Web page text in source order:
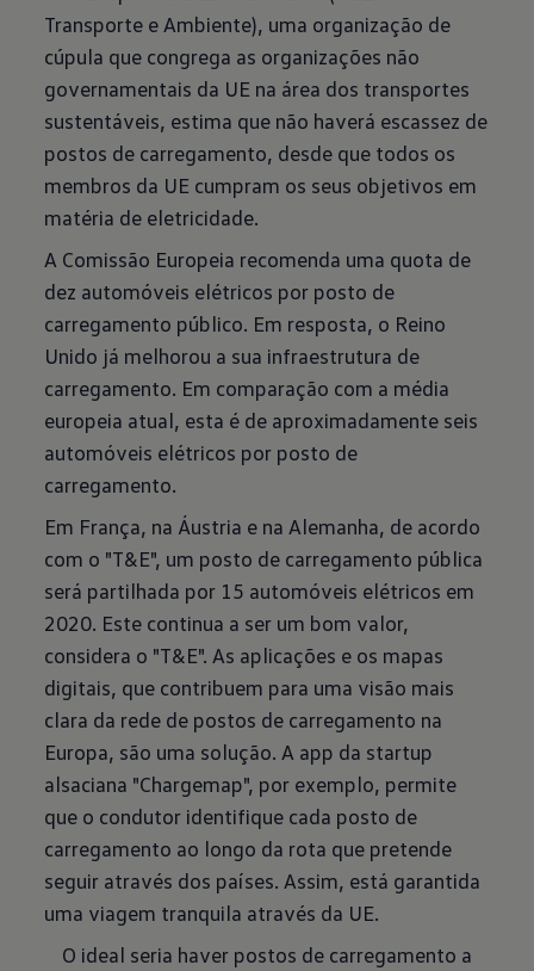
Transporte e Ambiente), uma organização de
cúpula que congrega as organizações não
governamentais da UE na área dos transportes
sustentáveis, estima que não haverá escassez de
postos de carregamento, desde que todos os
membros da UE cumpram os seus objetivos em
matéria de eletricidade.
A Comissão Europeia recomenda uma quota de
dez automóveis elétricos por posto de
carregamento público. Em resposta, o Reino
Unido já melhorou a sua infraestrutura de
carregamento. Em comparação com a média
europeia atual, esta é de aproximadamente seis
automóveis elétricos por posto de
carregamento.
Em França, na Áustria e na Alemanha, de acordo
com o "T&E", um posto de carregamento pública
será partilhada por 15 automóveis elétricos em
2020. Este continua a ser um bom valor,
considera o "T&E". As aplicações e os mapas
digitais, que contribuem para uma visão mais
clara da rede de postos de carregamento na
Europa, são uma solução. A app da startup
alsaciana "Chargemap", por exemplo, permite
que o condutor identifique cada posto de
carregamento ao longo da rota que pretende
seguir através dos países. Assim, está garantida
uma viagem tranquila através da UE.
O ideal seria haver postos de carregamento a